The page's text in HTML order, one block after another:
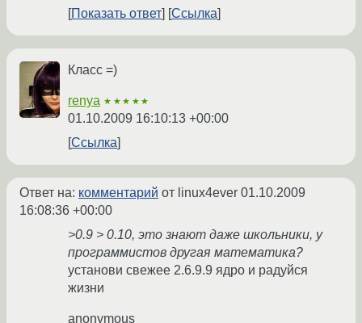
Показать ответ
Ссылка
Класс =)
renya ★★★★★
01.10.2009 16:10:13 +00:00
Ссылка
Ответ на: комментарий от linux4ever 01.10.2009
16:08:36 +00:00
>0.9 > 0.10, это знают даже школьники, у
программистов другая математика?
установи свежее 2.6.9.9 ядро и радуйся
жизни
anonymous